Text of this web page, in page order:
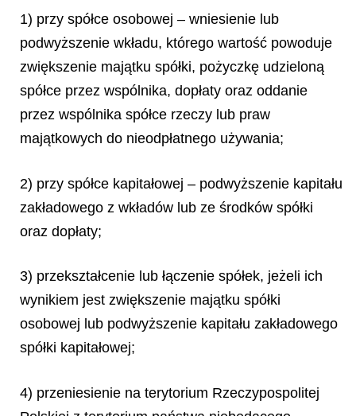
1) przy spółce osobowej – wniesienie lub
podwyższenie wkładu, którego wartość powoduje
zwiększenie majątku spółki, pożyczkę udzieloną
spółce przez wspólnika, dopłaty oraz oddanie
przez wspólnika spółce rzeczy lub praw
majątkowych do nieodpłatnego używania;
2) przy spółce kapitałowej – podwyższenie kapitału
zakładowego z wkładów lub ze środków spółki
oraz dopłaty;
3) przekształcenie lub łączenie spółek, jeżeli ich
wynikiem jest zwiększenie majątku spółki
osobowej lub podwyższenie kapitału zakładowego
spółki kapitałowej;
4) przeniesienie na terytorium Rzeczypospolitej